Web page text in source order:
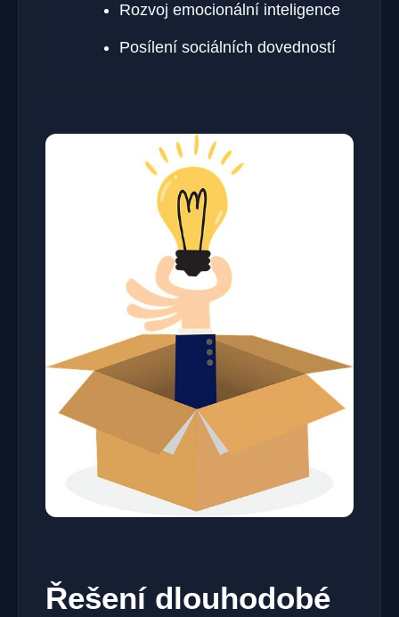
Rozvoj emocionální inteligence
Posílení sociálních dovedností
Řešení dlouhodobé